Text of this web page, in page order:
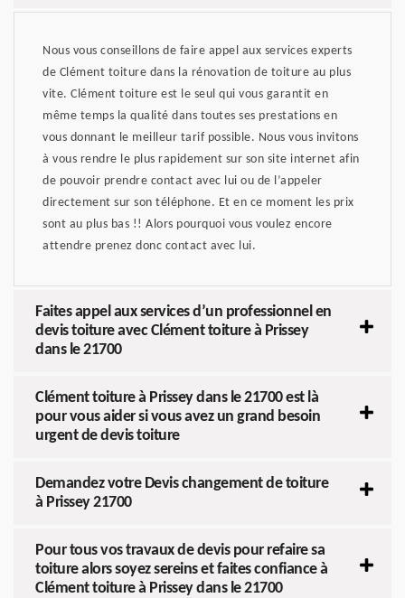
Nous vous conseillons de faire appel aux services experts
de Clément toiture dans la rénovation de toiture au plus
vite. Clément toiture est le seul qui vous garantit en
même temps la qualité dans toutes ses prestations en
vous donnant le meilleur tarif possible. Nous vous invitons
à vous rendre le plus rapidement sur son site internet afin
de pouvoir prendre contact avec lui ou de l’appeler
directement sur son téléphone. Et en ce moment les prix
sont au plus bas !! Alors pourquoi vous voulez encore
attendre prenez donc contact avec lui.
Faites appel aux services d’un professionnel en
devis toiture avec Clément toiture à Prissey
dans le 21700
Clément toiture à Prissey dans le 21700 est là
pour vous aider si vous avez un grand besoin
urgent de devis toiture
Demandez votre Devis changement de toiture
à Prissey 21700
Pour tous vos travaux de devis pour refaire sa
toiture alors soyez sereins et faites confiance à
Clément toiture à Prissey dans le 21700